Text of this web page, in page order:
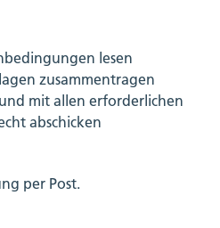
lesen
zusammentragen
mit allen erforderlichen
abschicken
per Post.